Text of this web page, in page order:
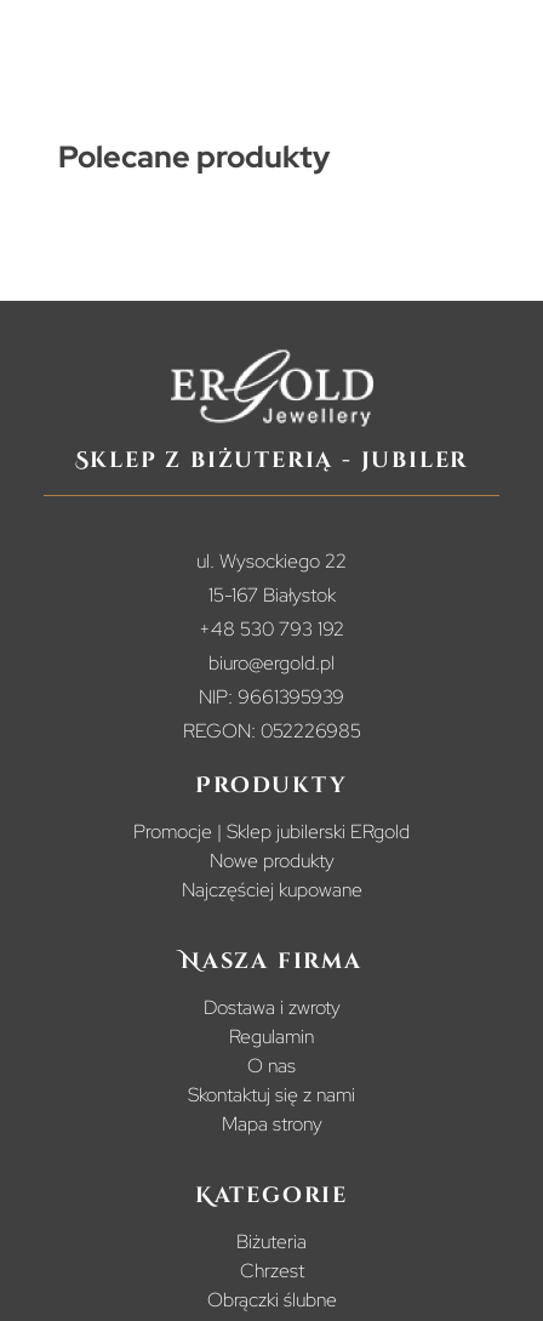
Polecane produkty
Sklep z biżuterią - jubiler
ul. Wysockiego 22
15-167 Białystok
+48 530 793 192
biuro@ergold.pl
NIP: 9661395939
REGON: 052226985
Produkty
Promocje | Sklep jubilerski ERgold
Nowe produkty
Najczęściej kupowane
Nasza firma
Dostawa i zwroty
Regulamin
O nas
Skontaktuj się z nami
Mapa strony
Kategorie
Biżuteria
Chrzest
Obrączki ślubne